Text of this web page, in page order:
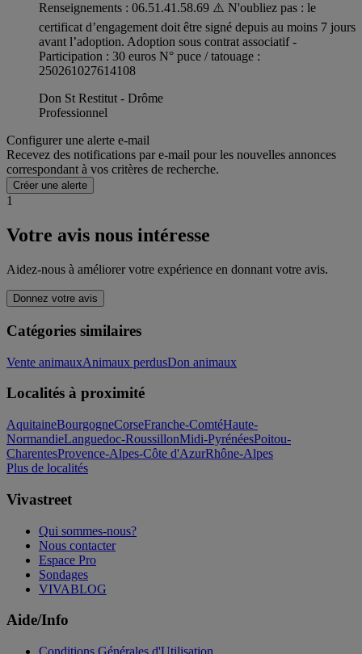
Renseignements : 06.51.41.58.69 ⚠️ N'oubliez pas : le
certificat d’engagement doit être signé depuis au moins 7 jours
avant l’adoption. Adoption sous contrat associatif -
Participation : 30 euros N° puce / tatouage :
250261027614108
Don St Restitut - Drôme
Professionnel
Configurer une alerte e-mail
Recevez des notifications par e-mail pour les nouvelles annonces
correspondant à vos critères de recherche.
Créer une alerte
1
Votre avis nous intéresse
Aidez-nous à améliorer votre expérience en donnant votre avis.
Donnez votre avis
Catégories similaires
Vente animauxAnimaux perdusDon animaux
Localités à proximité
AquitaineBourgogneCorseFranche-ComtéHaute-
NormandieLanguedoc-RoussillonMidi-PyrénéesPoitou-
CharentesProvence-Alpes-Côte d'AzurRhône-Alpes
Plus de localités
Vivastreet
Qui sommes-nous?
Nous contacter
Espace Pro
Sondages
VIVABLOG
Aide/Info
Conditions Générales d'Utilisation